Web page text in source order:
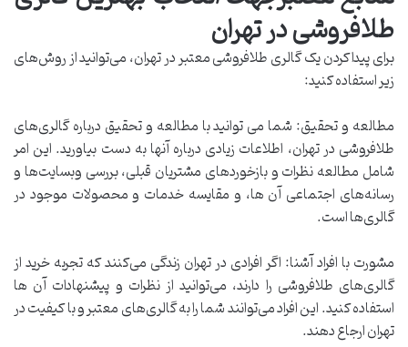
طلافروشی در تهران
برای پیدا کردن یک گالری طلافروشی معتبر در تهران، می‌توانید از روش‌های
زیر استفاده کنید:
مطالعه و تحقیق: شما می توانید با مطالعه و تحقیق درباره گالری‌های
طلافروشی در تهران، اطلاعات زیادی درباره آنها به دست بیاورید. این امر
شامل مطالعه نظرات و بازخوردهای مشتریان قبلی، بررسی وبسایت‌ها و
رسانه‌های اجتماعی آن ها، و مقایسه خدمات و محصولات موجود در
گالری‌ها است.
مشورت با افراد آشنا: اگر افرادی در تهران زندگی می‌کنند که تجربه خرید از
گالری‌های طلافروشی را دارند، می‌توانید از نظرات و پیشنهادات آن ها
استفاده کنید. این افراد می‌توانند شما را به گالری‌های معتبر و با کیفیت در
تهران ارجاع دهند.